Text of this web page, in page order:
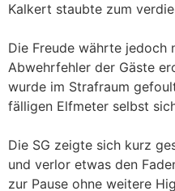
Kalkert staubte zum
Die Freude währte jedoch
Abwehrfehler der Gäste
wurde im Strafraum
fälligen Elfmeter selbst
Die SG zeigte sich kurz
und verlor etwas den
zur Pause ohne weitere